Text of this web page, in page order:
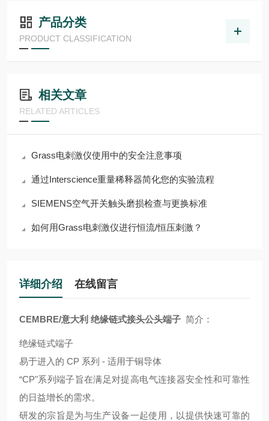
产品分类
PRODUCT CLASSIFICATION
相关文章
RELATED ARTICLES
Grass电刺激仪使用中的安全注意事项
通过Interscience重量稀释器简化您的实验流程
SIEMENS空气开关触头磨损检查与更换标准
如何用Grass电刺激仪进行恒流/恒压刺激？
详细介绍 在线留言
CEMBRE/意大利 绝缘链式接头公头端子 简介：
绝缘链式端子
易于进入的 CP 系列 - 适用于铜导体
“CP"系列端子旨在满足对提高电气连接器安全性和可靠性
的日益增长的需求。
研发的宗旨是为与生产设备一起使用，以提供快速可靠的